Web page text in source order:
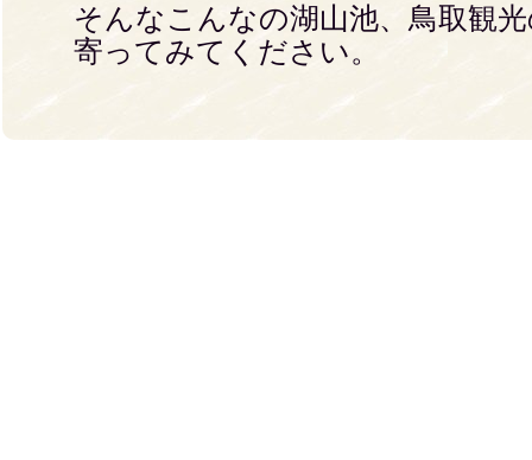
そんなこんなの湖山池、鳥取観
寄ってみてください。